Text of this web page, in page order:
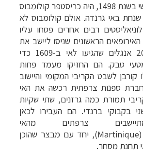
בעת מסעו השלישי בשנת 1498, היה כריסטפר קולומבוס
שנחת באי גרנדה. אולם קולומבוס לא
רבים אחרים פסחו עליו
הראשונים שניסו ליישב את
גרנדה, היו כ-200 אנגלים שהגיעו לאי ב-1609 כדי
טבק. הם החזיקו מעמד פחות
לשבט הקריבי המקומי והיישוב
ב-1650, חברת ספנות צרפתית רכשה את האי
תמורת כמה גרזנים, שתי שקיות
בקבוקי ברנדי. הם העבירו לכאן
צרפתים מהאי
(
Martinique
), יחד עם מבצר שהוכן
תחנת מסחר.